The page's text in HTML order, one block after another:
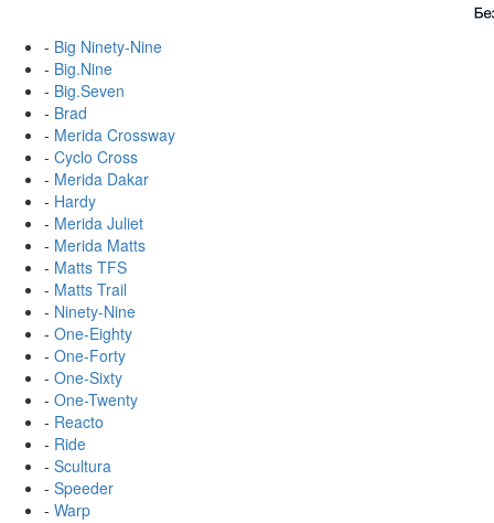
- Big Ninety-Nine
- Big.Nine
- Big.Seven
- Brad
- Merida Crossway
- Cyclo Cross
- Merida Dakar
- Hardy
- Merida Juliet
- Merida Matts
- Matts TFS
- Matts Trail
- Ninety-Nine
- One-Eighty
- One-Forty
- One-Sixty
- One-Twenty
- Reacto
- Ride
- Scultura
- Speeder
- Warp